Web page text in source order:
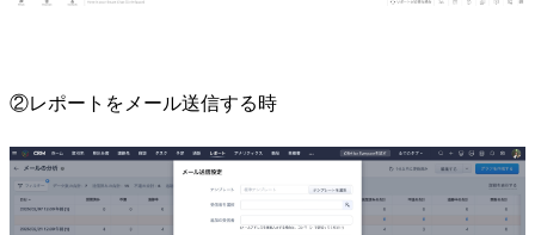
②レポートをメール送信する時